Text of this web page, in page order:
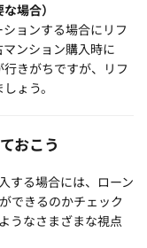
場合）
ョンする場合にリフ
ンション購入時に
きがちですが、リフ
ょう。
おこう
する場合には、ローン
できるのかチェック
うなさまざまな視点